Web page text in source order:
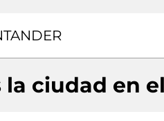
la ciudad en